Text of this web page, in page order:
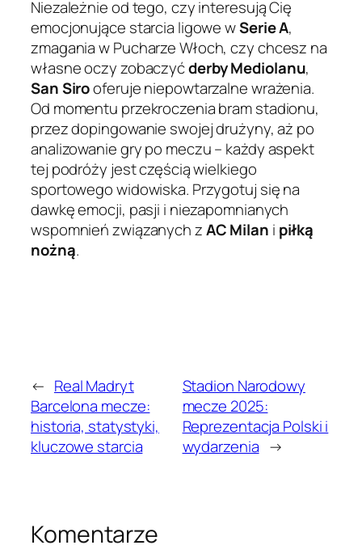
Niezależnie od tego, czy interesują Cię
emocjonujące starcia ligowe wSerie A,
zmagania w Pucharze Włoch, czy chcesz na
własne oczy zobaczyćderby Mediolanu,
San Sirooferuje niepowtarzalne wrażenia.
Od momentu przekroczenia bram stadionu,
przez dopingowanie swojej drużyny, aż po
analizowanie gry po meczu – każdy aspekt
tej podróży jest częścią wielkiego
sportowego widowiska. Przygotuj się na
dawkę emocji, pasji i niezapomnianych
wspomnień związanych zAC Milan i piłką
nożną.
← Real Madryt
Barcelona mecze:
historia, statystyki,
kluczowe starcia
Stadion Narodowy
mecze 2025:
Reprezentacja Polski i
wydarzenia →
Komentarze